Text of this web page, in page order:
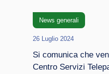
News generali
26 Luglio 2024
Si comunica che
Centro Servizi